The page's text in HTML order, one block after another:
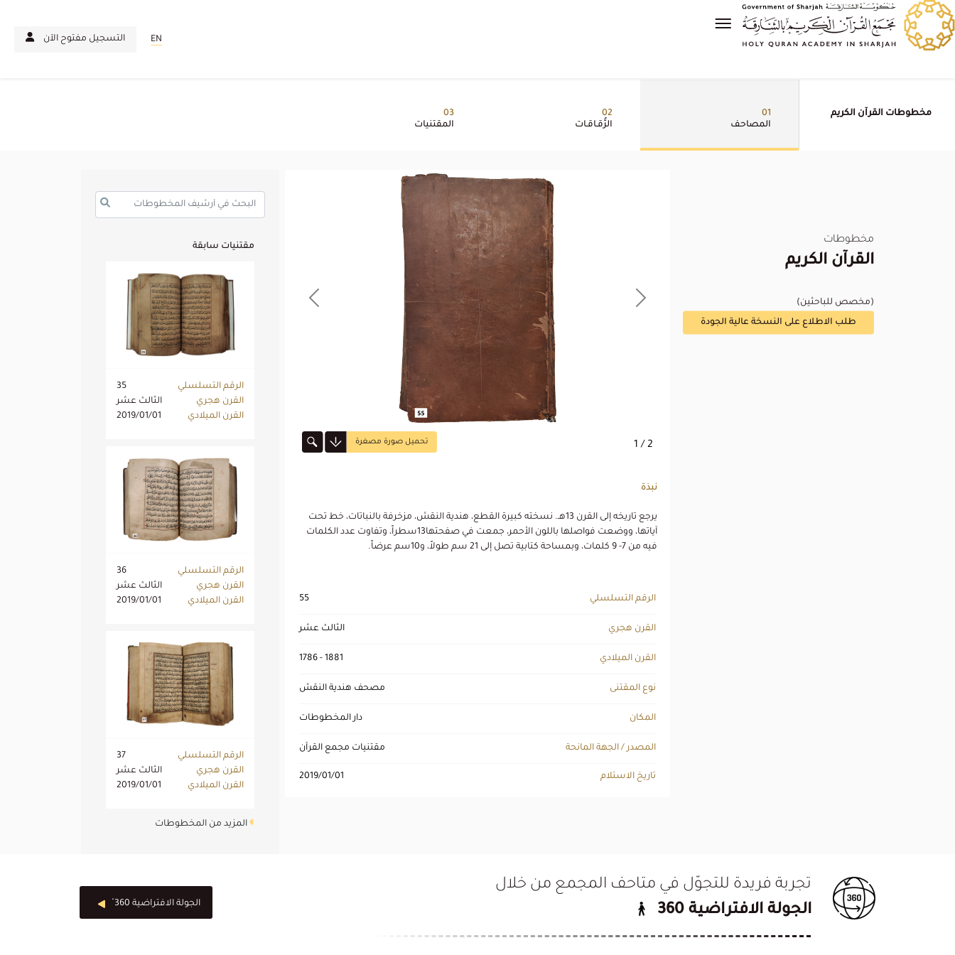
التسجيل مفتوح الآن EN
مخطوطات القرآن الكريم
01
المصاحف
02
الرُّقـاقـات
03
المقتنيات
مخطوطات
القرآن الكريم
(مخصص للباحثين)
طلب الاطلاع على النسخة عالية الجودة
Previous Next
تحميل صورة مصغرة 1 / 2
نبذة
يرجع تاريخه إلى القرن 13هـ. نسخته كبيرة القطع، هندية النقش، مزخرفة بالنباتات، خط تحت
آياتها، ووضعت فواصلها باللون الأحمر، جمعت في صفحتها13سطراً، وتفاوت عدد الكلمات
فيه من 7- 9 كلمات، وبمساحة كتابية تصل إلى 21 سم طولاً، و10سم عرضاً.
55 الرقم التسلسلي
الثالث عشر القرن هجري
1786 - 1881 القرن الميلادي
مصحف هندية النقش نوع المقتنى
دار المخطوطات المكان
مقتنيات مجمع القرآن المصدر / الجهة المانحة
2019/01/01 تاريخ الاستلام
مقتنيات سابقة
35
الرقم التسلسلي
الثالث عشر
القرن هجري
2019/01/01
القرن الميلادي
36
الرقم التسلسلي
الثالث عشر
القرن هجري
2019/01/01
القرن الميلادي
37
الرقم التسلسلي
الثالث عشر
القرن هجري
2019/01/01
القرن الميلادي
المزيد من المخطوطات
تجربة فريدة للتجوّل في متاحف المجمع من خلال
الجولة الافتراضية 360
الجولة الافتراضية 360 ْ